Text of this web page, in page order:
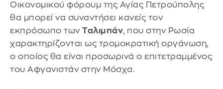
Οικονομικού φόρουμ της Αγίας Πετρούπολης
θα μπορεί να συναντήσει κανείς τον
εκπρόσωπο των Ταλιμπάν, που στην Ρωσία
χαρακτηρίζονται ως τρομοκρατική οργάνωση,
ο οποίος θα είναι προσωρινά ο επιτετραμμένος
του Αφγανιστάν στην Μόσχα.